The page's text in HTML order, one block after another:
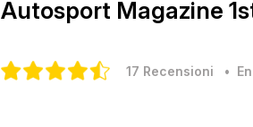
Autosport Magazine
17 Recensioni •